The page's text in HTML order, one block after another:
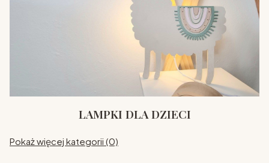
LAMPKI DLA DZIECI
Pokaż więcej kategorii (0)